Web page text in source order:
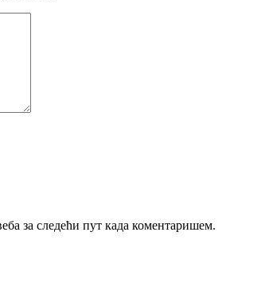
за следећи пут када коментаришем.